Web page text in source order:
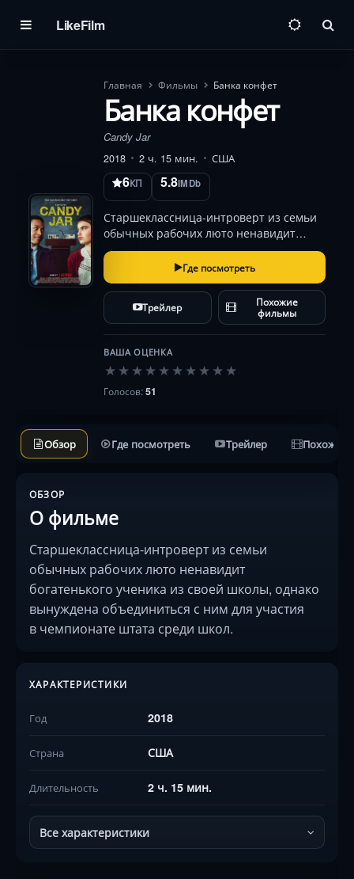
LikeFilm
Главная Фильмы Банка конфет
Банка конфет
Candy Jar
2018
2 ч. 15 мин. США
6КП 5.8IMDb
Старшеклассница-интроверт из семьи
обычных рабочих люто ненавидит
богатенького ученика из своей школы,
однако вынуждена объединиться с ним
для участия в чемпионате штата среди
школ.
Где посмотреть
Трейлер Похожие
фильмы
ВАША ОЦЕНКА
★ ★ ★ ★ ★ ★ ★ ★ ★ ★
Голосов:51
Обзор Где посмотреть Трейлер Похожие
ОБЗОР
О фильме
Старшеклассница-интроверт из семьи
обычных рабочих люто ненавидит
богатенького ученика из своей школы, однако
вынуждена объединиться с ним для участия
в чемпионате штата среди школ.
ХАРАКТЕРИСТИКИ
Год 2018
Страна США
Длительность 2 ч. 15 мин.
Все характеристики